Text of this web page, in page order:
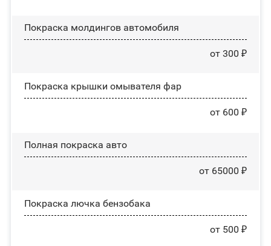
Покраска молдингов автомобиля
от 300 ₽
Покраска крышки омывателя фар
от 600 ₽
Полная покраска авто
от 65000 ₽
Покраска лючка бензобака
от 500 ₽